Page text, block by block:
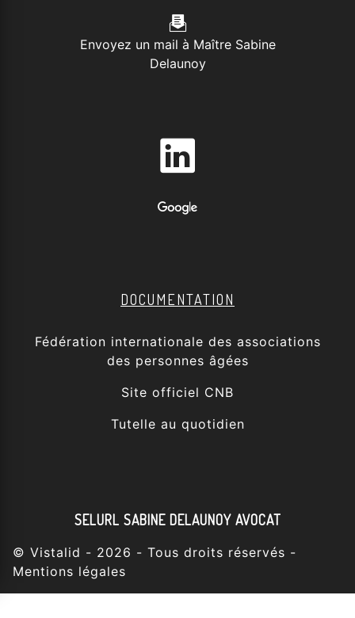
Envoyez un mail à Maître Sabine
Delaunoy
DOCUMENTATION
Fédération internationale des associations
des personnes âgées
Site officiel CNB
Tutelle au quotidien
SELURL SABINE DELAUNOY AVOCAT
© Vistalid - 2026 - Tous droits réservés -
Mentions légales